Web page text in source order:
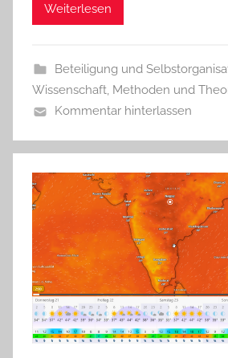
Weiterlesen
Beteiligung und
Wissenschaft, Methoden und
Kommentar hinterlassen